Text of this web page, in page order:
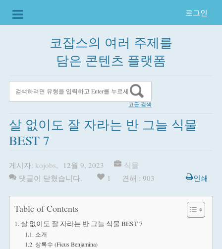
로그인
코잡스의 여러 주제를
담은 콘텐츠 플랫폼
고급 검색
살 없이도 잘 자라는 반 그늘 식물
BEST 7
게시자: kojobs, 12월 9, 2023
식물
댓글이 닫혔습니다.
1 견해 : 903 인쇄
Table of Contents
살 없이도 잘 자라는 반 그늘 식물 BEST 7
소개
상록수 (Ficus Benjamina)